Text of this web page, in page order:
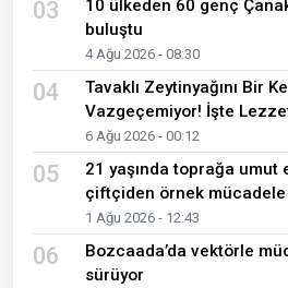
03
10 ülkeden 60 genç
buluştu
4 Ağu 2026 - 08:30
04
Tavaklı Zeytinyağını Bir
Vazgeçemiyor! İşte
6 Ağu 2026 - 00:12
05
21 yaşında toprağa umut
çiftçiden örnek mücadele
1 Ağu 2026 - 12:43
06
Bozcaada’da vektörle
sürüyor